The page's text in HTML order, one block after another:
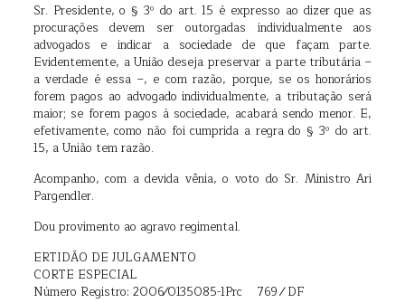
Sr. Presidente, o § 3º do art. 15 é expresso ao dizer que as
procurações devem ser outorgadas individualmente aos
advogados e indicar a sociedade de que façam parte.
Evidentemente, a União deseja preservar a parte tributária –
a verdade é essa –, e com razão, porque, se os honorários
forem pagos ao advogado individualmente, a tributação será
maior; se forem pagos à sociedade, acabará sendo menor. E,
efetivamente, como não foi cumprida a regra do § 3º do art.
15, a União tem razão.
Acompanho, com a devida vênia, o voto do Sr. Ministro Ari
Pargendler.
Dou provimento ao agravo regimental.
ERTIDÃO DE JULGAMENTO
CORTE ESPECIAL
Número Registro: 2006⁄0135085-1Prc 769 ⁄ DF